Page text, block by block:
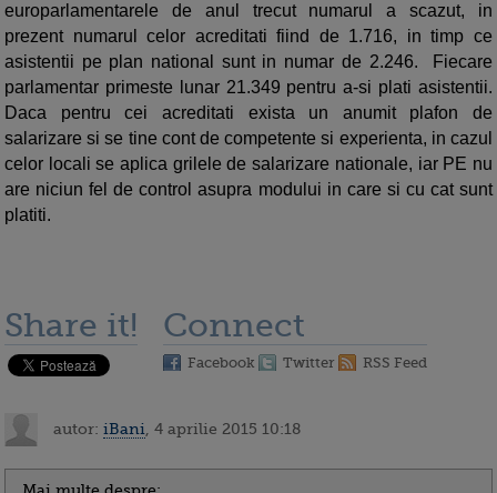
europarlamentarele de anul trecut numarul a scazut, in
prezent numarul celor acreditati fiind de 1.716, in timp ce
asistentii pe plan national sunt in numar de 2.246. Fiecare
parlamentar primeste lunar 21.349 pentru a-si plati asistentii.
Daca pentru cei acreditati exista un anumit plafon de
salarizare si se tine cont de competente si experienta, in cazul
celor locali se aplica grilele de salarizare nationale, iar PE nu
are niciun fel de control asupra modului in care si cu cat sunt
platiti.
Share it! Connect
Facebook Twitter RSS Feed
autor: iBani , 4 aprilie 2015 10:18